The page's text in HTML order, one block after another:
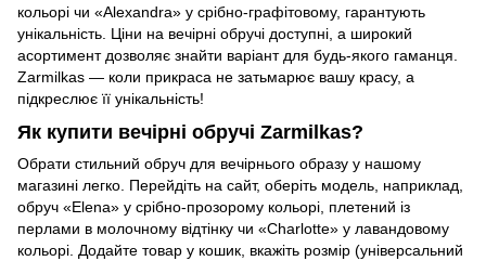
кольорі чи «Alexandra» у срібно-графітовому, гарантують
унікальність. Ціни на вечірні обручі доступні, а широкий
асортимент дозволяє знайти варіант для будь-якого гаманця.
Zarmilkas — коли прикраса не затьмарює вашу красу, а
підкреслює її унікальність!
Як купити вечірні обручі Zarmilkas?
Обрати стильний обруч для вечірнього образу у нашому
магазині легко. Перейдіть на сайт, оберіть модель, наприклад,
обруч «Elena» у срібно-прозорому кольорі, плетений із
перлами в молочному відтінку чи «Charlotte» у лавандовому
кольорі. Додайте товар у кошик, вкажіть розмір (універсальний